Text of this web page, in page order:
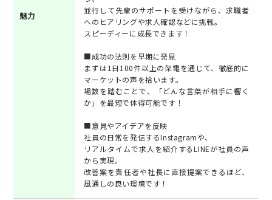
魅力
並行して先輩のサポートを受けながら、求職者
へのヒアリングや求人確認などに挑戦。
スピーディーに成長できます！
■成功の法則を早期に発見
まずは1日100件以上の架電を通じて、徹底的に
マーケットの声を拾います。
場数を踏むことで、「どんな言葉が相手に響く
か」を最短で体得可能です！
■意見やアイデアを反映
社員の日常を発信するInstagramや、
リアルタイムで求人を紹介するLINEが社員の声
から実現。
改善案を責任者や社長に直接提案できるほど、
風通しの良い環境です！